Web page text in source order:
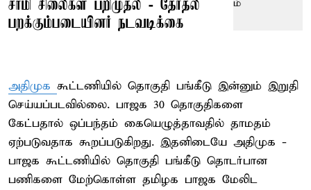
சாமி சிலைகள் பறிமுதல் - தேர்தல்
பறக்கும்படையினர் நடவடிக்கை
அதிமுக கூட்டணியில் தொகுதி பங்கீடு இன்னும் இறுதி
செய்யப்படவில்லை. பாஜக 30 தொகுதிகளை
கேட்பதால் ஒப்பந்தம் கையெழுத்தாவதில் தாமதம்
ஏற்படுவதாக கூறப்படுகிறது. இதனிடையே அதிமுக -
பாஜக கூட்டணியில் தொகுதி பங்கீடு தொடர்பான
பணிகளை மேற்கொள்ள தமிழக பாஜக மேலிட